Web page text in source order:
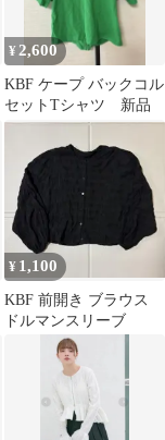
¥2,600
KBF ケープ バックコル
セットTシャツ 新品
¥ 1,100
KBF 前開き ブラウス
ドルマンスリーブ